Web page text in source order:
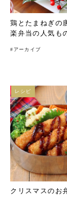
鶏とたまねぎ
楽弁当の人気も
# アーカイブ
クリスマスの
レシピ